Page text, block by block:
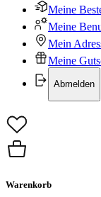
Meine
Meine
Mein
Meine
Abmelden
Warenkorb